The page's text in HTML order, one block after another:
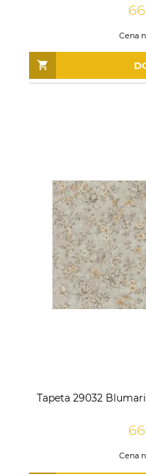
Cena
Tapeta 29032
Cena